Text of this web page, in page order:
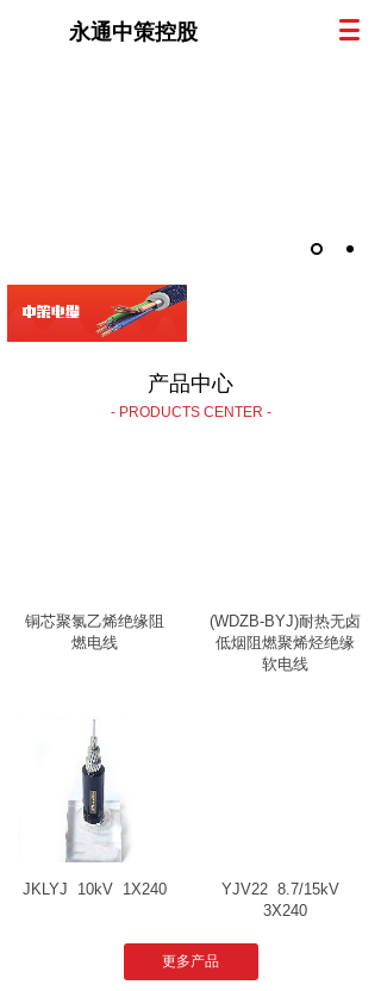
永通中策控股
产品中心
- PRODUCTS CENTER -
铜芯聚氯乙烯绝缘阻
燃电线
(WDZB-BYJ)耐热无卤
低烟阻燃聚烯烃绝缘
软电线
JKLYJ 10kV 1X240 YJV22 8.7/15kV
3X240
更多产品